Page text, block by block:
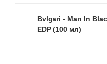
Bvlgari - Man In Black
EDP (100 мл)